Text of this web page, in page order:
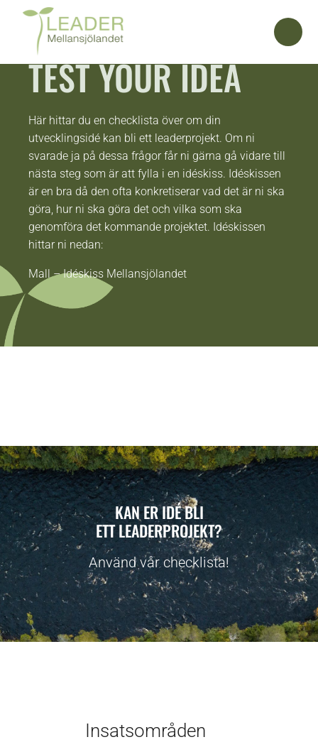
TEST YOUR IDEA
Här hittar du en checklista över om din
utvecklingsidé kan bli ett leaderprojekt. Om ni
svarade ja på dessa frågor får ni gärna gå vidare till
nästa steg som är att fylla i en idéskiss. Idéskissen
är en bra då den ofta konkretiserar vad det är ni ska
göra, hur ni ska göra det och vilka som ska
genomföra det kommande projektet. Idéskissen
hittar ni nedan:
Mall – Idéskiss Mellansjölandet
KAN ER IDÉ BLI
ETT LEADERPROJEKT?
Använd vår checklista!
Insatsområden